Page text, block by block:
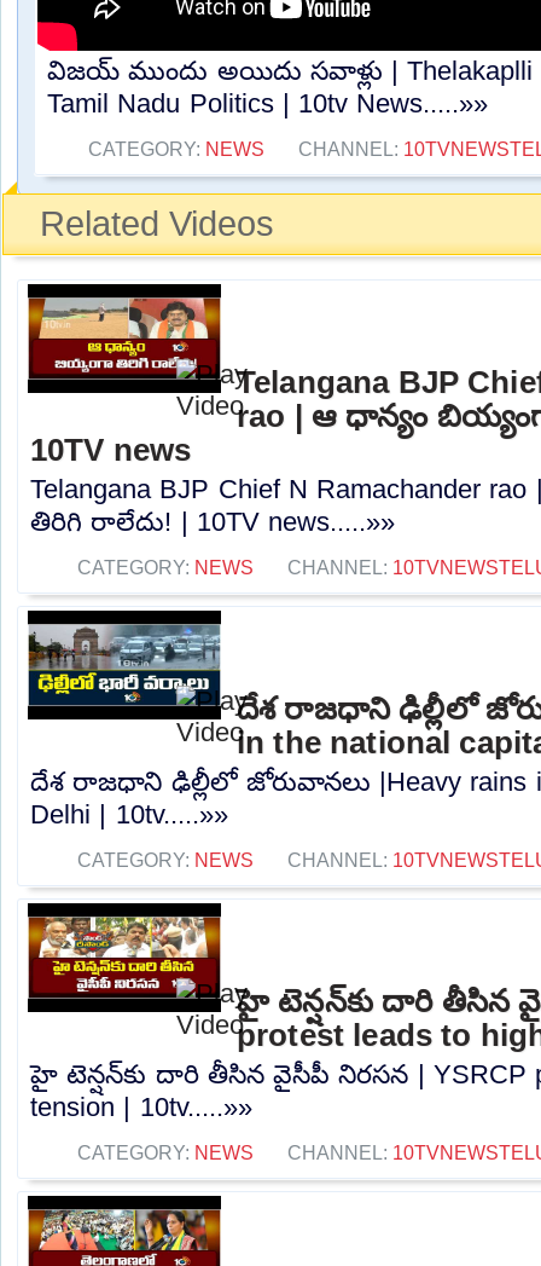
విజయ్ ముందు అయిదు సవాళ్లు | Thelakaplli
Tamil Nadu Politics | 10tv News.....»»
CATEGORY: NEWS CHANNEL:
Related Videos
Telangana BJP
rao | ఆ ధాన్యం
10TV news
Telangana BJP Chief N Ramachander
తిరిగి రాలేదు! | 10TV news.....»»
CATEGORY: NEWS CHANNEL:
దేశ రాజధాని ఢిల్లీలో
in the national
దేశ రాజధాని ఢిల్లీలో జోరువానలు |Heavy rains
Delhi | 10tv.....»»
CATEGORY: NEWS CHANNEL:
హై టెన్షన్‌కు దారి తీసిన
protest leads to
హై టెన్షన్‌కు దారి తీసిన వైసీపీ నిరసన | YSRCP
tension | 10tv.....»»
CATEGORY: NEWS CHANNEL: